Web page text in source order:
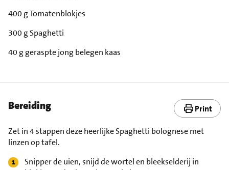
400 g Tomatenblokjes
300 g Spaghetti
40 g geraspte jong belegen kaas
Bereiding Print
Zet in 4 stappen deze heerlijke Spaghetti bolognese met
linzen op tafel.
Snipper de uien, snijd de wortel en bleekselderij in